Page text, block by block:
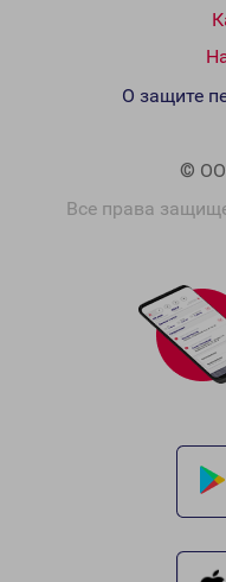
©
Все права
О защите